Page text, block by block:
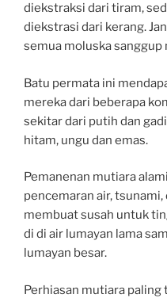
diekstraksi dari tiram,
diekstrasi dari kerang.
semua moluska
Batu permata ini
mereka dari beberapa
sekitar dari putih dan
hitam, ungu dan emas.
Pemanenan mutiara
pencemaran air,
membuat susah untuk
di di air lumayan lama
lumayan besar.
Perhiasan mutiara paling